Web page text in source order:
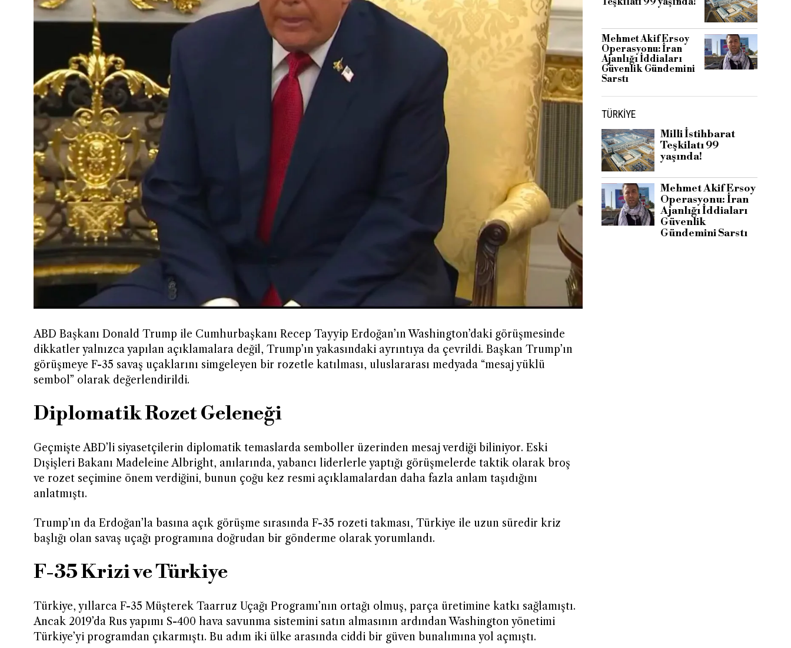
ABD Başkanı Donald Trump ile Cumhurbaşkanı Recep Tayyip Erdoğan’ın Washington’daki görüşmesinde
dikkatler yalnızca yapılan açıklamalara değil, Trump’ın yakasındaki ayrıntıya da çevrildi. Başkan Trump’ın
görüşmeye F-35 savaş uçaklarını simgeleyen bir rozetle katılması, uluslararası medyada “mesaj yüklü
sembol” olarak değerlendirildi.
Diplomatik Rozet Geleneği
Geçmişte ABD’li siyasetçilerin diplomatik temaslarda semboller üzerinden mesaj verdiği biliniyor. Eski
Dışişleri Bakanı Madeleine Albright, anılarında, yabancı liderlerle yaptığı görüşmelerde taktik olarak broş
ve rozet seçimine önem verdiğini, bunun çoğu kez resmi açıklamalardan daha fazla anlam taşıdığını
anlatmıştı.
Trump’ın da Erdoğan’la basına açık görüşme sırasında F-35 rozeti takması, Türkiye ile uzun süredir kriz
başlığı olan savaş uçağı programına doğrudan bir gönderme olarak yorumlandı.
F-35 Krizi ve Türkiye
Türkiye, yıllarca F-35 Müşterek Taarruz Uçağı Programı’nın ortağı olmuş, parça üretimine katkı sağlamıştı.
Ancak 2019’da Rus yapımı S-400 hava savunma sistemini satın almasının ardından Washington yönetimi
Türkiye’yi programdan çıkarmıştı. Bu adım iki ülke arasında ciddi bir güven bunalımına yol açmıştı.
Mehmet Akif Ersoy
Operasyonu: İran
Ajanlığı İddiaları
Güvenlik Gündemini
Sarstı
TÜRKIYE
Milli İstihbarat
Teşkilatı 99
yaşında!
Mehmet Akif Ersoy
Operasyonu: İran
Ajanlığı İddiaları
Güvenlik
Gündemini Sarstı